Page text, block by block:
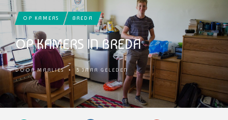
OP KAMERS BREDA
OP KAMERS IN BREDA
DOORMARLIES • 5 JAAR GELEDEN